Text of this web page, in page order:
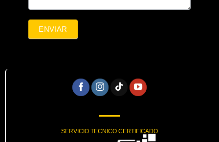
ENVIAR
SERVICIO TECNICO CERTIFICADO